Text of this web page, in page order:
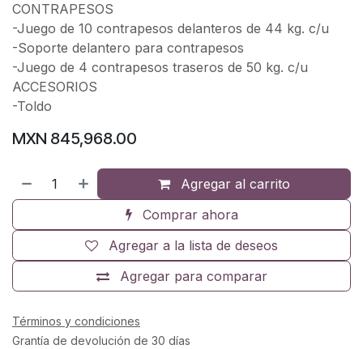
CONTRAPESOS
-Juego de 10 contrapesos delanteros de 44 kg. c/u
-Soporte delantero para contrapesos
-Juego de 4 contrapesos traseros de 50 kg. c/u
ACCESORIOS
-Toldo
MXN 845,968.00
Agregar al carrito
Comprar ahora
Agregar para comparar
Agregar a la lista de deseos
Términos y condiciones
Grantía de devolución de 30 días